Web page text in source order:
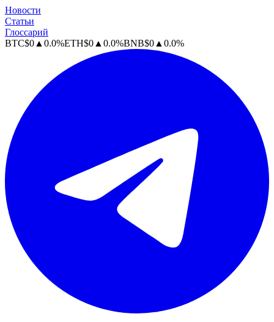
Новости
Статьи
Глоссарий
BTC$0 ▲ 0.0%ETH$0 ▲ 0.0%BNB$0 ▲ 0.0%